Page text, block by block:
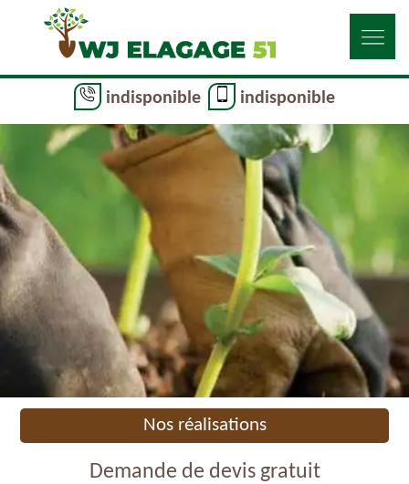
indisponible indisponible
Nos réalisations
Demande de devis gratuit